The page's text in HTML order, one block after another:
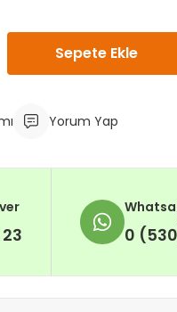
Sepete Ekle
Yorum Yap
0